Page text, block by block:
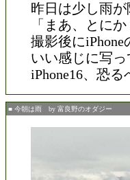
昨日は少し雨
「まあ、とに
撮影後に
いい感じに写っ
iPhone16、恐る
■ 今朝は雨 by 富良野のオダジー